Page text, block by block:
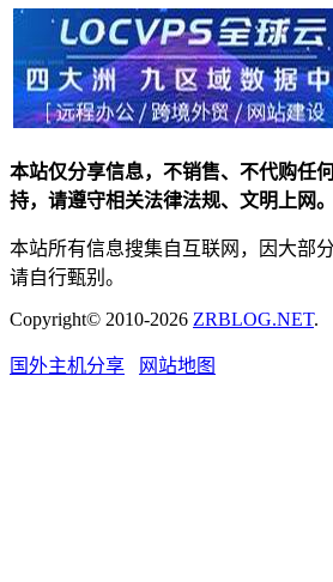
本站仅分享信息，不销售、不代购任
持，请遵守相关法律法规、文明上网。
本站所有信息搜集自互联网，因大部
请自行甄别。
Copyright© 2010-2026 ZRBLOG.NET.
国外主机分享 网站地图